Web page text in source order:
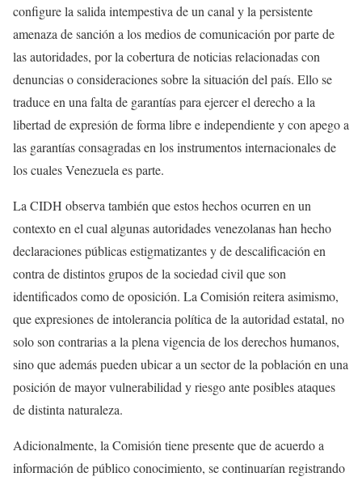
configure la salida intempestiva de un canal y la persistente
amenaza de sanción a los medios de comunicación por parte de
las autoridades, por la cobertura de noticias relacionadas con
denuncias o consideraciones sobre la situación del país. Ello se
traduce en una falta de garantías para ejercer el derecho a la
libertad de expresión de forma libre e independiente y con apego a
las garantías consagradas en los instrumentos internacionales de
los cuales Venezuela es parte.
La CIDH observa también que estos hechos ocurren en un
contexto en el cual algunas autoridades venezolanas han hecho
declaraciones públicas estigmatizantes y de descalificación en
contra de distintos grupos de la sociedad civil que son
identificados como de oposición. La Comisión reitera asimismo,
que expresiones de intolerancia política de la autoridad estatal, no
solo son contrarias a la plena vigencia de los derechos humanos,
sino que además pueden ubicar a un sector de la población en una
posición de mayor vulnerabilidad y riesgo ante posibles ataques
de distinta naturaleza.
Adicionalmente, la Comisión tiene presente que de acuerdo a
información de público conocimiento, se continuarían registrando